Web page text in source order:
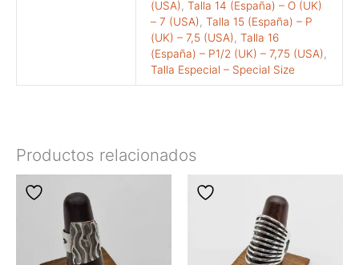
(USA),Talla 14 (España) – O (UK)
– 7 (USA),Talla 15 (España) – P
(UK) – 7,5 (USA),Talla 16
(España) – P1/2 (UK) – 7,75 (USA),
Talla Especial – Special Size
Productos relacionados